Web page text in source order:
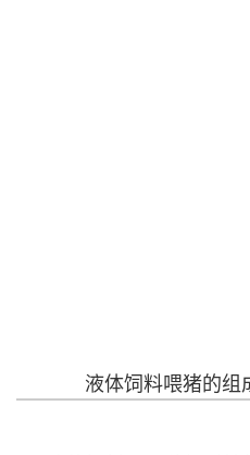
液体饲料喂猪的组